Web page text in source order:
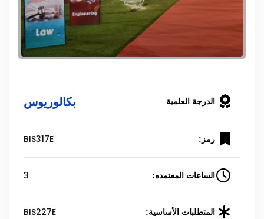
الدرجة العلمية بكالوريوس
رمز: BIS317E
الساعات المعتمده: 3
المتطلبات الأساسية: BIS227E